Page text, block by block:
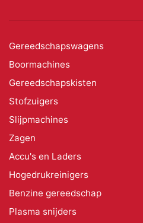
Gereedschapswagens
Boormachines
Gereedschapskisten
Stofzuigers
Slijpmachines
Zagen
Accu's en Laders
Hogedrukreinigers
Benzine gereedschap
Plasma snijders